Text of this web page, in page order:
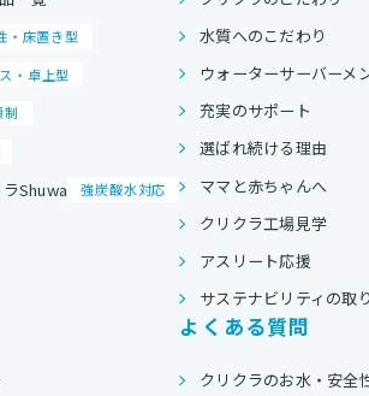
・床置き型
・卓上型
Shuwa 強炭酸水対応
水質へのこだわり
ウォーターサーバーメ
充実のサポート
選ばれ続ける理由
ママと赤ちゃんへ
クリクラ工場見学
アスリート応援
サステナビリティの取
よくある質問
クリクラのお水・安全